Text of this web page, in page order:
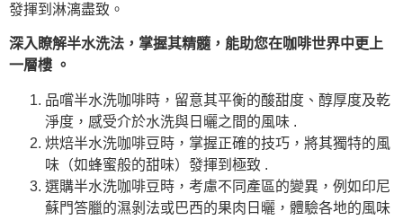
發揮到淋漓盡致。
深入瞭解半水洗法，掌握其精髓，能助您在咖啡世界中更上
一層樓 。
品嚐半水洗咖啡時，留意其平衡的酸甜度、醇厚度及乾
淨度，感受介於水洗與日曬之間的風味 .
烘焙半水洗咖啡豆時，掌握正確的技巧，將其獨特的風
味（如蜂蜜般的甜味）發揮到極致 .
選購半水洗咖啡豆時，考慮不同產區的變異，例如印尼
蘇門答臘的濕剝法或巴西的果肉日曬，體驗各地的風味